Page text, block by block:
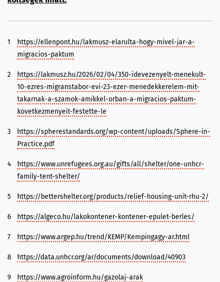
1
https://ellenpont.hu/lakmusz-elarulta-hogy-mivel-jar-a-
migracios-paktum
2
https://lakmusz.hu/2026/02/04/350-idevezenyelt-menekult-
10-ezres-migranstabor-evi-23-ezer-menedekkerelem-mit-
takarnak-a-szamok-amikkel-orban-a-migracios-paktum-
kovetkezmenyeit-festette-le
3
https://spherestandards.org/wp-content/uploads/Sphere-in-
Practice.pdf
4
https://www.unrefugees.org.au/gifts/all/shelter/one-unhcr-
family-tent-shelter/
5 https://bettershelter.org/products/relief-housing-unit-rhu-2/
6 https://algeco.hu/lakokontener-kontener-epulet-berles/
7 https://www.argep.hu/trend/KEMP/Kempingagy-ar.html
8 https://data.unhcr.org/ar/documents/download/40903
9 https://www.agroinform.hu/gazolaj-arak